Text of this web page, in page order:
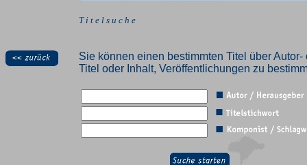
T i t e l s u c h e
Sie können einen bestimmten Titel über
Titel oder Inhalt, Veröffentlichungen zu